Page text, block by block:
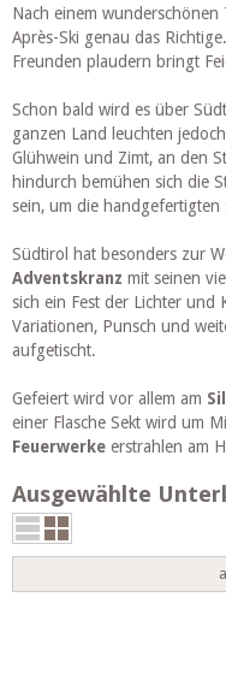
Nach einem
Après-Ski genau das
Freunden plaudern bringt
Schon bald wird es über
ganzen Land leuchten
Glühwein und Zimt, an den
hindurch bemühen sich die
sein, um die
Südtirol hat besonders zur
Adventskranz mit seinen
sich ein Fest der Lichter und
Variationen, Punsch und
aufgetischt.
Gefeiert wird vor allem am
einer Flasche Sekt wird um
Feuerwerke erstrahlen am
Ausgewählte